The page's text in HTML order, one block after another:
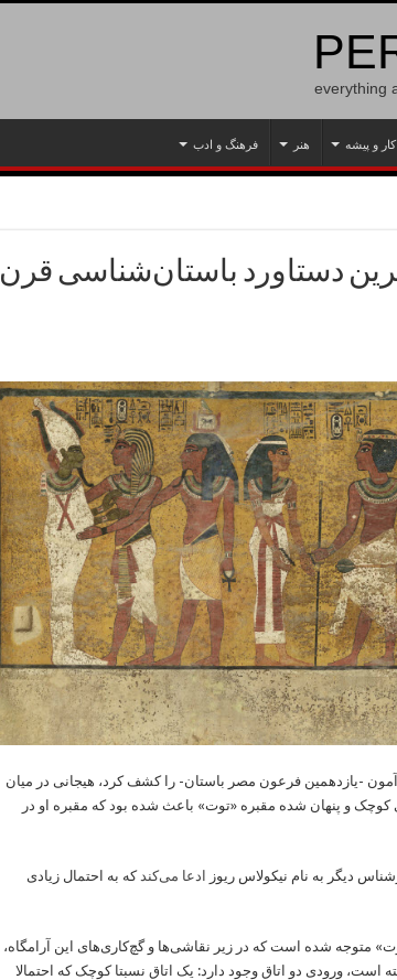
everything
کار و پیشه هنر فرهنگ و ادب
دستاورد باستان‌شناسی قرن
-یازدهمین فرعون مصر باستان- را کشف کرد، هیجانی در میان
کوچک و پنهان شده مقبره «توت» باعث شده بود که مقبره او در
دیگر به نام نیکولاس ریوز ادعا می‌کندکه به احتمال زیادی
متوجه شده است که در زیر نقاشی‌ها و گچ‌کاری‌های این آرامگاه،
است، ورودی دو اتاق وجود دارد: یک اتاق نسبتا کوچک که احتمالا